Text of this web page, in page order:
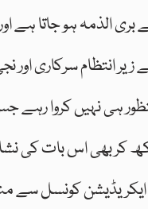
بری الذمہ ہو جاتا ہے
انتظام سرکاری اور
ہی نہیں کروا رہے
کر بھی اس بات کی
ایکریڈیشن کونسل سے